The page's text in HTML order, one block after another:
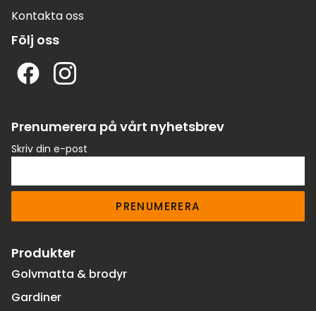
Kontakta oss
Följ oss
Prenumerera på vårt nyhetsbrev
Skriv din e-post
PRENUMERERA
Produkter
Golvmatta & brodyr
Gardiner